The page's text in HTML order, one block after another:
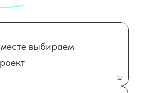
выбираем